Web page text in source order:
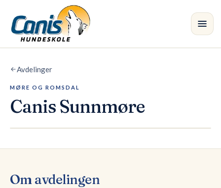
Skip to main content
Kurs
Avdelinger
Butikk
Blogg
Avdelinger
MØRE OG ROMSDAL
Canis Sunnmøre
Om avdelingen